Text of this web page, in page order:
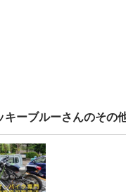
キーブルーさんのその